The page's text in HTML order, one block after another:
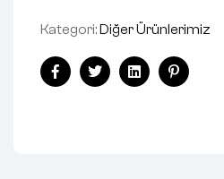
Kategori:Diğer Ürünlerimiz
FacebookTwitterLinkedinPinterest